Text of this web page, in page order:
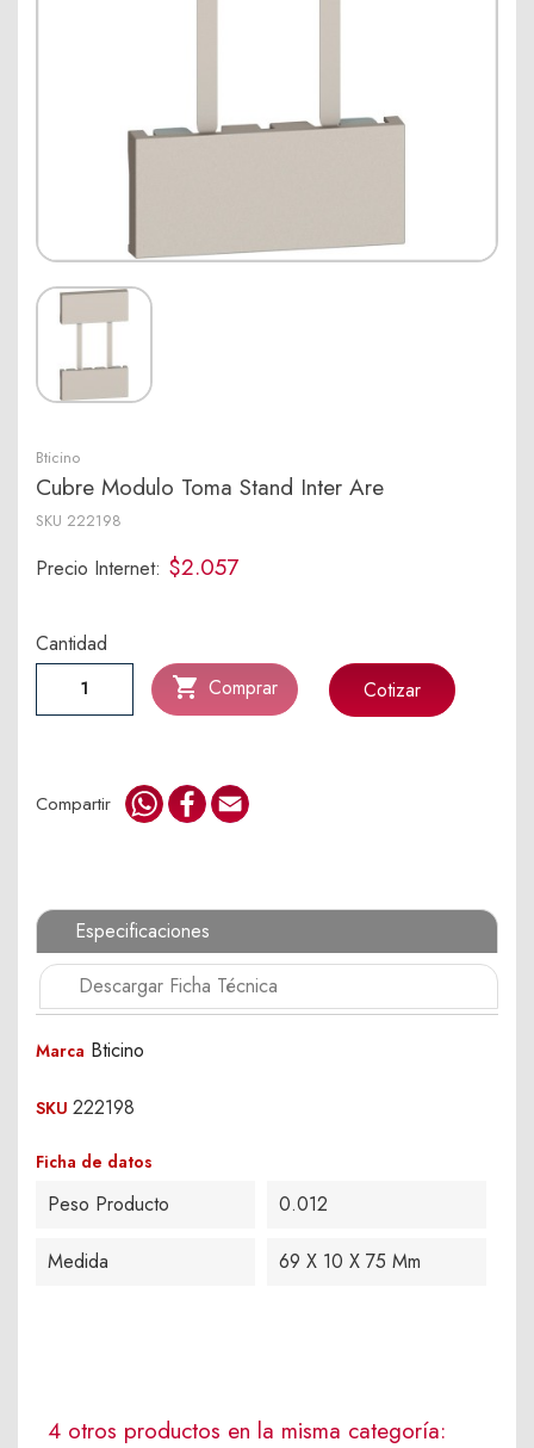
Bticino
Cubre Modulo Toma Stand Inter Are
SKU 222198
Precio Internet: $2.057
Cantidad
 Comprar Cotizar
Compartir WhatsApp
Facebook
Especificaciones
Descargar Ficha Técnica
Marca Bticino
SKU 222198
Ficha de datos
Peso Producto 0.012
Medida 69 X 10 X 75 Mm
4 otros productos en la misma categoría: